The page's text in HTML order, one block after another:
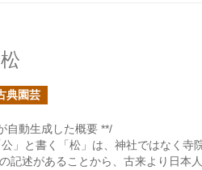
典園芸
自動生成した概要 **/
公」と書く「松」は、神社ではなく
記述があることから、古来より日本